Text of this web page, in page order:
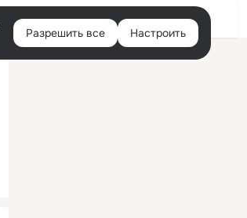
Войти
Разрешить все Настроить